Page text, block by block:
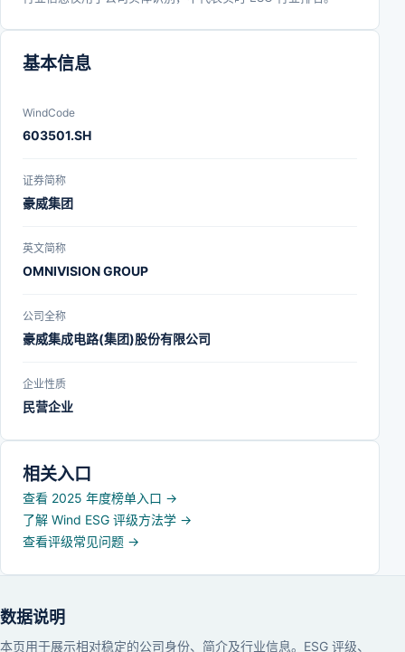
基本信息
WindCode
603501.SH
证券简称
豪威集团
英文简称
OMNIVISION GROUP
公司全称
豪威集成电路(集团)股份有限公司
企业性质
民营企业
相关入口
查看 2025 年度榜单入口 →
了解 Wind ESG 评级方法学 →
查看评级常见问题 →
数据说明
本页用于展示相对稳定的公司身份、简介及行业信息。ESG 评级、